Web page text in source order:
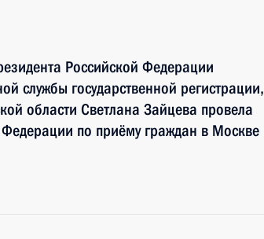
Российской Федерации
службы государственной регистрации,
области Светлана Зайцева провела
по приёму граждан в Москве